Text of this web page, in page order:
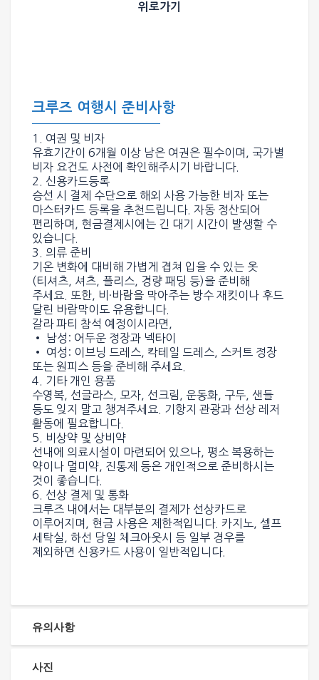
위로가기
크루즈 여행시 준비사항
1. 여권 및 비자
유효기간이 6개월 이상 남은 여권은 필수이며, 국가별
비자 요건도 사전에 확인해주시기 바랍니다.
2. 신용카드등록
승선 시 결제 수단으로 해외 사용 가능한 비자 또는
마스터카드 등록을 추천드립니다. 자동 정산되어
편리하며, 현금결제시에는 긴 대기 시간이 발생할 수
있습니다.
3. 의류 준비
기온 변화에 대비해 가볍게 겹쳐 입을 수 있는 옷
(티셔츠, 셔츠, 플리스, 경량 패딩 등)을 준비해
주세요. 또한, 비·바람을 막아주는 방수 재킷이나 후드
달린 바람막이도 유용합니다.
갈라 파티 참석 예정이시라면,
• 남성: 어두운 정장과 넥타이
• 여성: 이브닝 드레스, 칵테일 드레스, 스커트 정장
또는 원피스 등을 준비해 주세요.
4. 기타 개인 용품
수영복, 선글라스, 모자, 선크림, 운동화, 구두, 샌들
등도 잊지 말고 챙겨주세요. 기항지 관광과 선상 레저
활동에 필요합니다.
5. 비상약 및 상비약
선내에 의료시설이 마련되어 있으나, 평소 복용하는
약이나 멀미약, 진통제 등은 개인적으로 준비하시는
것이 좋습니다.
6. 선상 결제 및 통화
크루즈 내에서는 대부분의 결제가 선상카드로
이루어지며, 현금 사용은 제한적입니다. 카지노, 셀프
세탁실, 하선 당일 체크아웃시 등 일부 경우를
제외하면 신용카드 사용이 일반적입니다.
유의사항
사진